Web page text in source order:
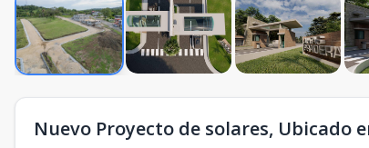
Nuevo Proyecto de solares, Ubicado